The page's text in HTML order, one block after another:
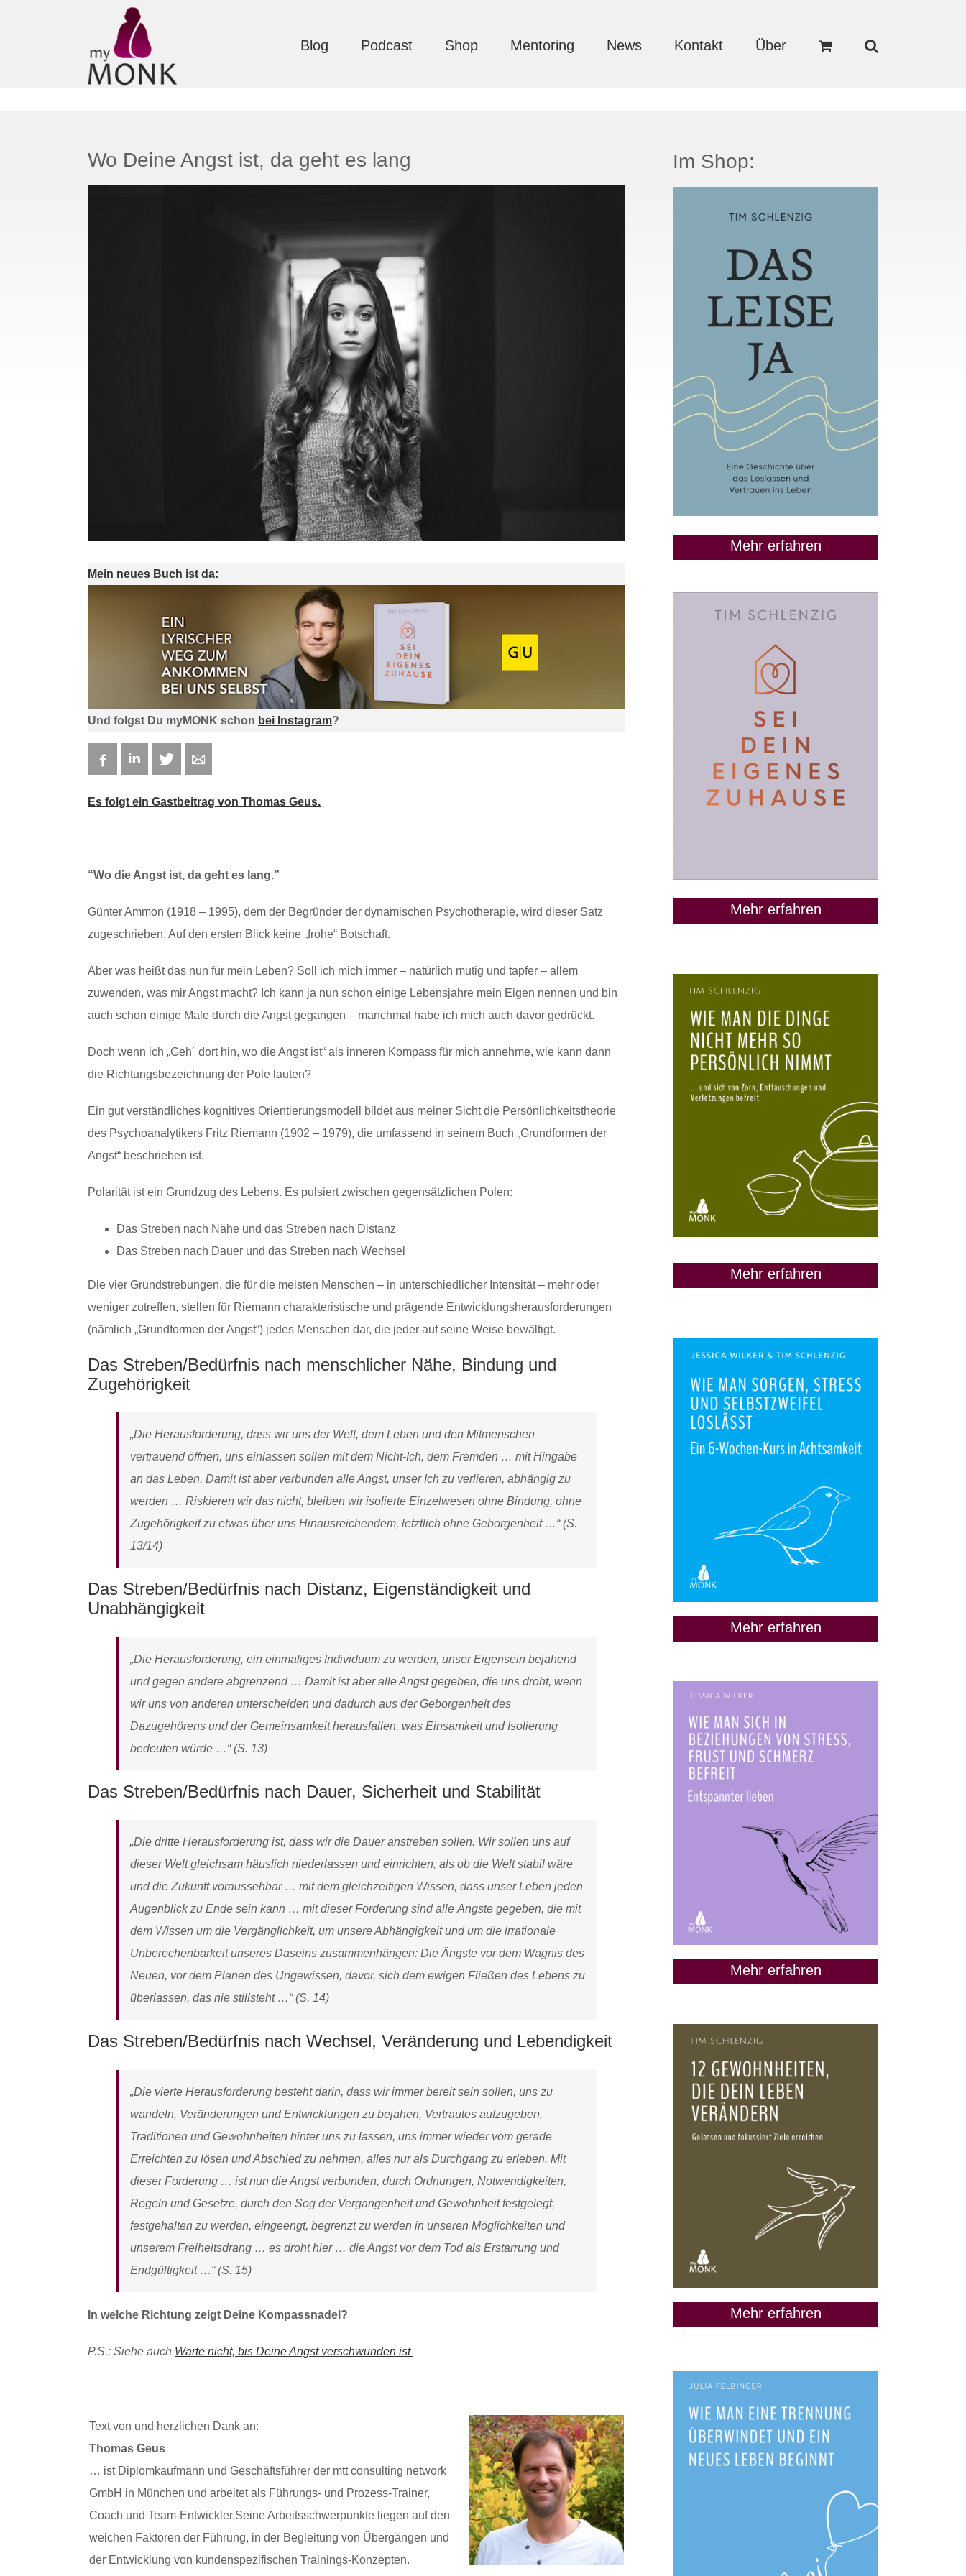
Blog Podcast Shop Mentoring News Kontakt Über
Wo Deine Angst ist, da geht es lang
Mein neues Buch ist da:
Und folgst Du myMONK schon bei Instagram?
FacebookLinkedIn Twitter
Es folgt ein Gastbeitrag von Thomas Geus.
“Wo die Angst ist, da geht es lang.”
Günter Ammon (1918 – 1995), dem der Begründer der dynamischen Psychotherapie, wird dieser Satz
zugeschrieben. Auf den ersten Blick keine „frohe“ Botschaft.
Aber was heißt das nun für mein Leben? Soll ich mich immer – natürlich mutig und tapfer – allem
zuwenden, was mir Angst macht? Ich kann ja nun schon einige Lebensjahre mein Eigen nennen und bin
auch schon einige Male durch die Angst gegangen – manchmal habe ich mich auch davor gedrückt.
Doch wenn ich „Geh´ dort hin, wo die Angst ist“ als inneren Kompass für mich annehme, wie kann dann
die Richtungsbezeichnung der Pole lauten?
Ein gut verständliches kognitives Orientierungsmodell bildet aus meiner Sicht die Persönlichkeitstheorie
des Psychoanalytikers Fritz Riemann (1902 – 1979), die umfassend in seinem Buch „Grundformen der
Angst“ beschrieben ist.
Polarität ist ein Grundzug des Lebens. Es pulsiert zwischen gegensätzlichen Polen:
Das Streben nach Nähe und das Streben nach Distanz
Das Streben nach Dauer und das Streben nach Wechsel
Die vier Grundstrebungen, die für die meisten Menschen – in unterschiedlicher Intensität – mehr oder
weniger zutreffen, stellen für Riemann charakteristische und prägende Entwicklungsherausforderungen
(nämlich „Grundformen der Angst“) jedes Menschen dar, die jeder auf seine Weise bewältigt.
Das Streben/Bedürfnis nach menschlicher Nähe, Bindung und
Zugehörigkeit
„Die Herausforderung, dass wir uns der Welt, dem Leben und den Mitmenschen
vertrauend öffnen, uns einlassen sollen mit dem Nicht-Ich, dem Fremden … mit Hingabe
an das Leben. Damit ist aber verbunden alle Angst, unser Ich zu verlieren, abhängig zu
werden … Riskieren wir das nicht, bleiben wir isolierte Einzelwesen ohne Bindung, ohne
Zugehörigkeit zu etwas über uns Hinausreichendem, letztlich ohne Geborgenheit …“ (S.
13/14)
Das Streben/Bedürfnis nach Distanz, Eigenständigkeit und
Unabhängigkeit
„Die Herausforderung, ein einmaliges Individuum zu werden, unser Eigensein bejahend
und gegen andere abgrenzend … Damit ist aber alle Angst gegeben, die uns droht, wenn
wir uns von anderen unterscheiden und dadurch aus der Geborgenheit des
Dazugehörens und der Gemeinsamkeit herausfallen, was Einsamkeit und Isolierung
bedeuten würde …“ (S. 13)
Das Streben/Bedürfnis nach Dauer, Sicherheit und Stabilität
„Die dritte Herausforderung ist, dass wir die Dauer anstreben sollen. Wir sollen uns auf
dieser Welt gleichsam häuslich niederlassen und einrichten, als ob die Welt stabil wäre
und die Zukunft voraussehbar … mit dem gleichzeitigen Wissen, dass unser Leben jeden
Augenblick zu Ende sein kann … mit dieser Forderung sind alle Ängste gegeben, die mit
dem Wissen um die Vergänglichkeit, um unsere Abhängigkeit und um die irrationale
Unberechenbarkeit unseres Daseins zusammenhängen: Die Ängste vor dem Wagnis des
Neuen, vor dem Planen des Ungewissen, davor, sich dem ewigen Fließen des Lebens zu
überlassen, das nie stillsteht …“ (S. 14)
Das Streben/Bedürfnis nach Wechsel, Veränderung und Lebendigkeit
„Die vierte Herausforderung besteht darin, dass wir immer bereit sein sollen, uns zu
wandeln, Veränderungen und Entwicklungen zu bejahen, Vertrautes aufzugeben,
Traditionen und Gewohnheiten hinter uns zu lassen, uns immer wieder vom gerade
Erreichten zu lösen und Abschied zu nehmen, alles nur als Durchgang zu erleben. Mit
dieser Forderung … ist nun die Angst verbunden, durch Ordnungen, Notwendigkeiten,
Regeln und Gesetze, durch den Sog der Vergangenheit und Gewohnheit festgelegt,
festgehalten zu werden, eingeengt, begrenzt zu werden in unseren Möglichkeiten und
unserem Freiheitsdrang … es droht hier … die Angst vor dem Tod als Erstarrung und
Endgültigkeit …“ (S. 15)
In welche Richtung zeigt Deine Kompassnadel?
P.S.: Siehe auch Warte nicht, bis Deine Angst verschwunden ist
Text von und herzlichen Dank an:
Thomas Geus
… ist Diplomkaufmann und Geschäftsführer der mtt consulting network
GmbH in München und arbeitet als Führungs- und Prozess-Trainer,
Coach und Team-Entwickler.Seine Arbeitsschwerpunkte liegen auf den
weichen Faktoren der Führung, in der Begleitung von Übergängen und
der Entwicklung von kundenspezifischen Trainings-Konzepten.
Im Shop:
Mehr erfahren
Mehr erfahren
Mehr erfahren
Mehr erfahren
Mehr erfahren
Mehr erfahren